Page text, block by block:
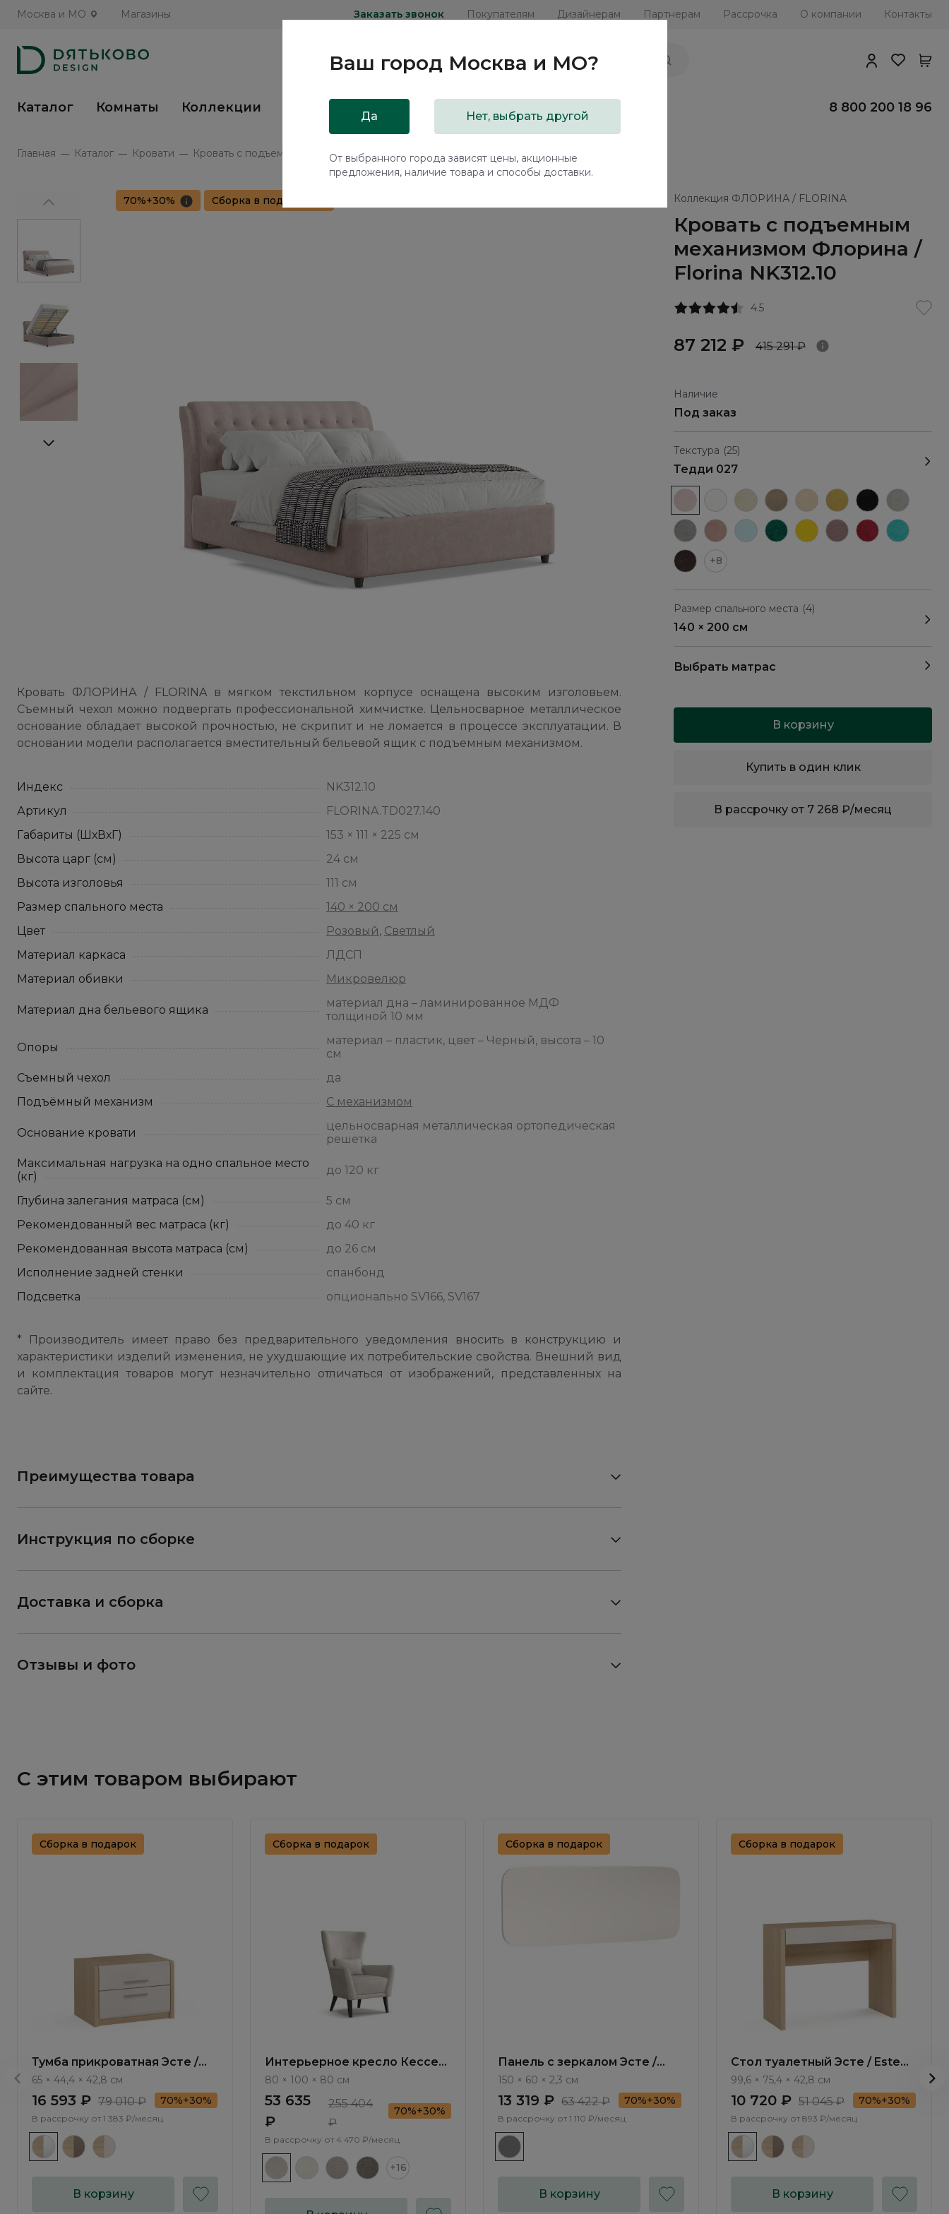
Москва и МО Магазины Заказать звонок Покупателям Дизайнерам Партнерам Рассрочка О компании Контакты
Каталог Комнаты Коллекции Распродажа 8 800 200 18 96
Главная Каталог Кровати Кровать с подъемным механизмом Флорина / Florina NK312.10
Коллекция ФЛОРИНА / FLORINA
Кровать с подъемным
механизмом Флорина /
Florina NK312.10
4.5
87 212 ₽ 415 291 ₽
Наличие
Под заказ
Текстура (25)
Тедди 027
+8
Размер спального места (4)
140 × 200 см
Выбрать матрас
В корзину
Купить в один клик
В рассрочку от 7 268 ₽/месяц
70%+30% Сборка в подарок
Кровать ФЛОРИНА / FLORINA в мягком текстильном корпусе оснащена высоким изголовьем.
Съемный чехол можно подвергать профессиональной химчистке. Цельносварное металлическое
основание обладает высокой прочностью, не скрипит и не ломается в процессе эксплуатации. В
основании модели располагается вместительный бельевой ящик с подъемным механизмом.
Индекс
NK312.10
Артикул
FLORINA.TD027.140
Габариты (ШхВхГ)
153 × 111 × 225 см
Высота царг (см)
24 см
Высота изголовья
111 см
Размер спального места
140 × 200 см
Цвет
Розовый, Светлый
Материал каркаса
ЛДСП
Материал обивки
Микровелюр
Материал дна бельевого ящика
материал дна – ламинированное МДФ
толщиной 10 мм
Опоры
материал – пластик, цвет – Черный, высота – 10
см
Съемный чехол
да
Подъёмный механизм
С механизмом
Основание кровати
цельносварная металлическая ортопедическая
решетка
Максимальная нагрузка на одно спальное место
(кг)
до 120 кг
Глубина залегания матраса (см)
5 см
Рекомендованный вес матраса (кг)
до 40 кг
Рекомендованная высота матраса (см)
до 26 см
Исполнение задней стенки
спанбонд
Подсветка
опционально SV166, SV167
* Производитель имеет право без предварительного уведомления вносить в конструкцию и
характеристики изделий изменения, не ухудшающие их потребительские свойства. Внешний вид
и комплектация товаров могут незначительно отличаться от изображений, представленных на
сайте.
Преимущества товара
Инструкция по сборке
Доставка и сборка
Отзывы и фото
С этим товаром выбирают
Сборка в подарок
Тумба прикроватная Эсте /
Este ST001.2
65 × 44,4 × 42,8 см
16 593 ₽ 79 010 ₽ 70%+30%
В рассрочку от 1 383 ₽/месяц
В корзину
Сборка в подарок
Интерьерное кресло Кессел
/ Kessel ММ115.2
80 × 100 × 80 см
53 635
₽
255 404
₽
70%+30%
В рассрочку от 4 470 ₽/месяц
+16
Сборка в подарок
Панель с зеркалом Эсте /
Este ST017.0
150 × 60 × 2,3 см
13 319 ₽ 63 422 ₽ 70%+30%
В рассрочку от 1 110 ₽/месяц
В корзину
Сборка в подарок
Стол туалетный Эсте / Este
ST018.0
99,6 × 75,4 × 42,8 см
10 720 ₽ 51 045 ₽ 70%+30%
В рассрочку от 893 ₽/месяц
В корзину
Ваш город Москва и МО?
Да Нет, выбрать другой
От выбранного города зависят цены, акционные
предложения, наличие товара и способы доставки.